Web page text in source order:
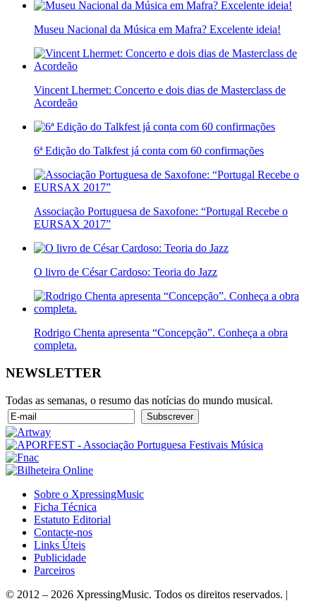
Museu Nacional da Música em Mafra? Excelente ideia!
Vincent Lhermet: Concerto e dois dias de Masterclass de
Acordeão
6ª Edição do Talkfest já conta com 60 confirmações
Associação Portuguesa de Saxofone: “Portugal Recebe o
EURSAX 2017”
O livro de César Cardoso: Teoria do Jazz
Rodrigo Chenta apresenta “Concepção”. Conheça a obra
completa.
NEWSLETTER
Todas as semanas, o resumo das notícias do mundo musical.
Sobre o XpressingMusic
Ficha Técnica
Estatuto Editorial
Contacte-nos
Links Úteis
Publicidade
Parceiros
© 2012 – 2026 XpressingMusic. Todos os direitos reservados. |